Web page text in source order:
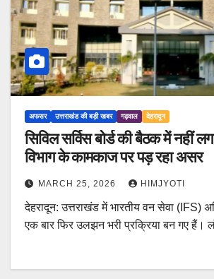
अफसर उत्तराखंड की बड़ी खबर गढ़वाल देहरादून
सिविल सर्विस बोर्ड की बैठक में नहीं
विभाग के कामकाज पर पड़ रहा असर
MARCH 25, 2026 HIMJYOTI
देहरादून: उत्तराखंड में भारतीय वन सेवा (IFS)
एक बार फिर उलझन भरी प्रक्रिया बन गए हैं।